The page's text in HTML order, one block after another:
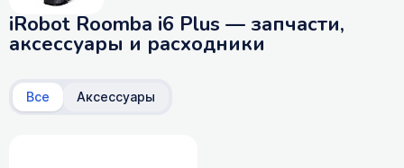
iRobot Roomba i6 Plus — запчасти,
аксессуары и расходники
Все Аксессуары